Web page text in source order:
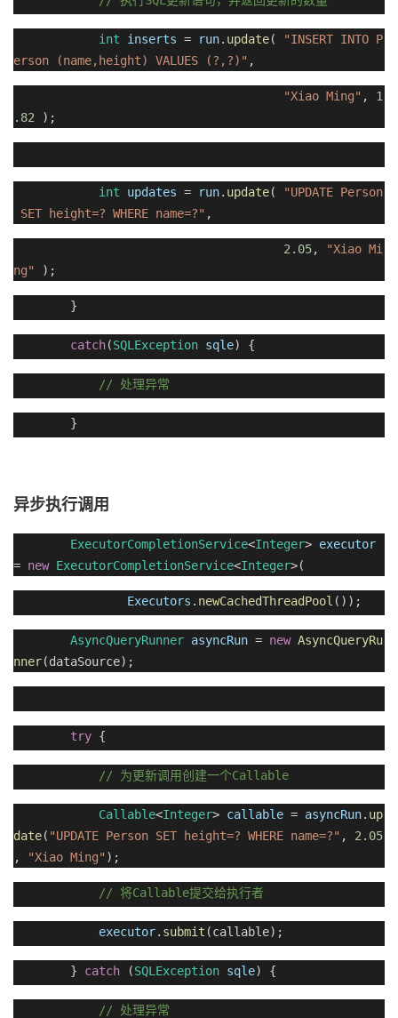
int inserts = run. update(
"INSERT INTO P
erson (name,height) VALUES (?,?)" ,
"Xiao Ming" , 1
.82 );
int updates = run. update(
"UPDATE Person
SET height=? WHERE name=?" ,
2.05,
"Xiao Mi
ng"
);
}
catch(SQLException sqle) {
// 处理异常
}
异步执行调用
ExecutorCompletionService<Integer> executor
= new ExecutorCompletionService<Integer>(
Executors . newCachedThreadPool ());
AsyncQueryRunner asyncRun = new AsyncQueryRu
nner(dataSource);
try {
// 为更新调用创建一个Callable
Callable<Integer> callable = asyncRun. up
date( "UPDATE Person SET height=? WHERE name=?" , 2.05
,
"Xiao Ming" );
// 将Callable提交给执行者
executor. submit (callable);
} catch (SQLException sqle) {
// 处理异常